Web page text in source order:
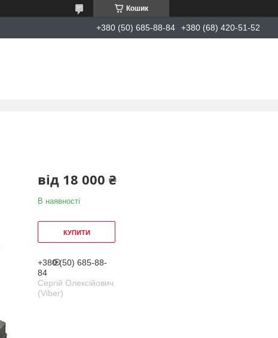
Кошик
+380 (50) 685-88-84 +380 (68) 420-51-52
від 18 000 ₴
В наявності
КУПИТИ
+380 (50) 685-88-
84
Сергій Олексійович
(Viber)